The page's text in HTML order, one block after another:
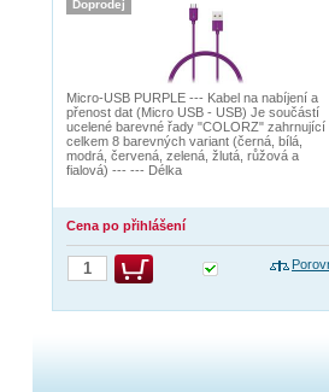
Micro-USB PURPLE --- Kabel na nabíjení a
přenost dat (Micro USB - USB) Je součástí
ucelené barevné řady "COLORZ" zahrnující
celkem 8 barevných variant (černá, bílá,
modrá, červená, zelená, žlutá, růžová a
fialová) --- --- Délka
Cena po přihlášení
Doprodej